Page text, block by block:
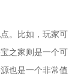
。比如，玩家可
之家则是一个可
也是一个非常值